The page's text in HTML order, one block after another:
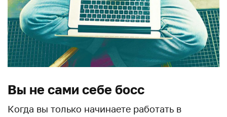
Вы не сами себе босс
Когда вы только начинаете работать в